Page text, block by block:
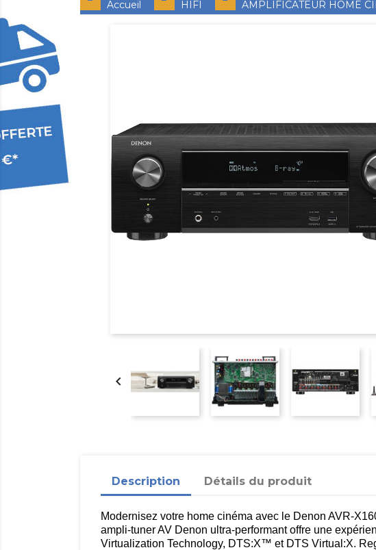
Accueil HIFI AMPLIFICATEUR HOME

Description Détails du produit
Modernisez votre home cinéma avec le Denon AVR-
ampli-tuner AV Denon ultra-performant offre une
Virtualization Technology, DTS:X™ et DTS Virtual:X.